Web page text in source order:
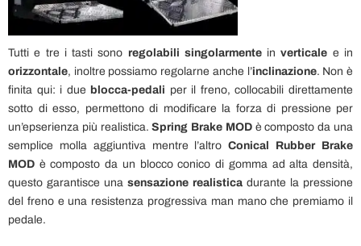
Tutti e tre i tasti sono regolabili singolarmenteinverticale e in
orizzontale, inoltre possiamo regolarne anche l’inclinazione. Non è
finita qui: i due blocca-pedali per il freno, collocabili direttamente
sotto di esso, permettono di modificare la forza di pressione per
un’epserienza più realistica.Spring Brake MOD è composto da una
semplice molla aggiuntiva mentre l’altroConical Rubber Brake
MOD è composto da un blocco conico di gomma ad alta densità,
questo garantisce una sensazione realistica durante la pressione
del freno e una resistenza progressiva man mano che premiamo il
pedale.